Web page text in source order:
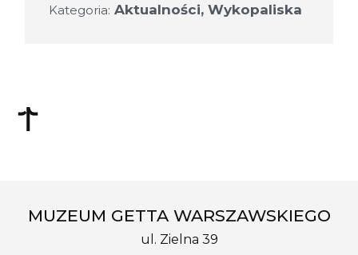
Kategoria: Aktualności,Wykopaliska
MUZEUM GETTA WARSZAWSKIEGO
ul. Zielna 39